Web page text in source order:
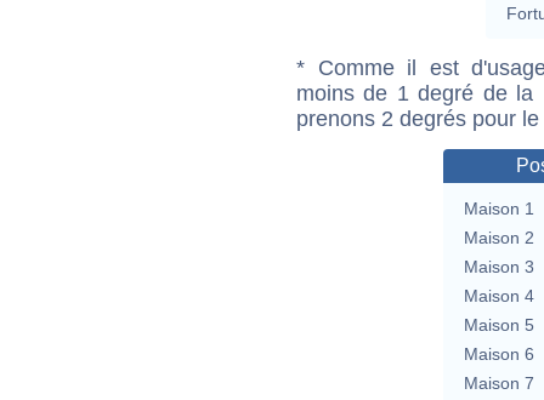
* Comme il est
moins de 1 degré de la
prenons 2 degrés pour
Maison 1
Maison 2
Maison 3
Maison 4
Maison 5
Maison 6
Maison 7